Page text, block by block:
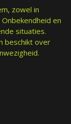
zowel in
en
situaties.
beschikt over